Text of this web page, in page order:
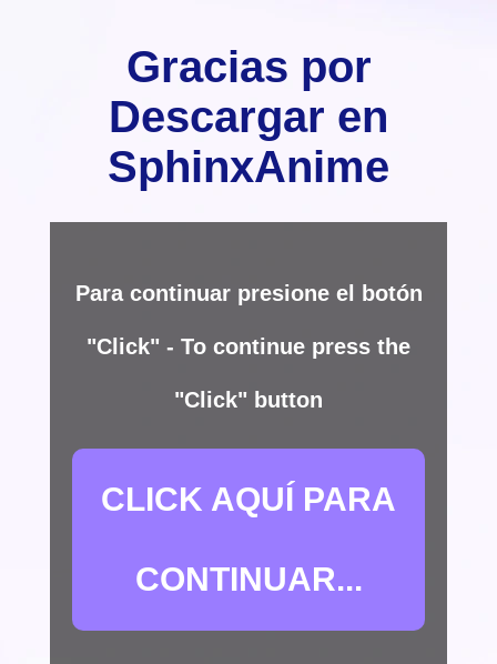
Gracias por
Descargar en
SphinxAnime
Para continuar presione el botón
"Click" - To continue press the
"Click" button
CLICK AQUÍ PARA
CONTINUAR...